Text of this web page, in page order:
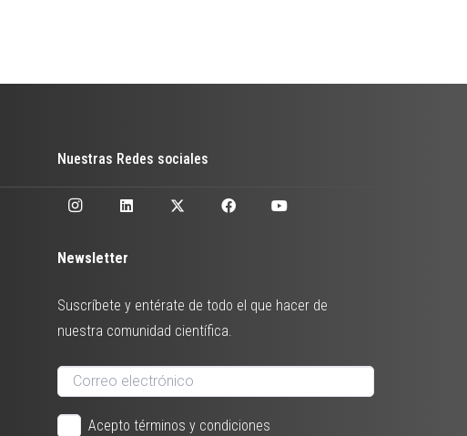
Nuestras Redes sociales
Newsletter
Suscríbete y entérate de todo el que hacer de
nuestra comunidad científica.
Acepto términos y condiciones